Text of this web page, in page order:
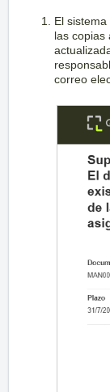
El
las copias
correo